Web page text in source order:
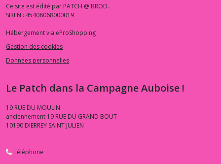
Ce site est édité par PATCH @ BROD.
SIREN : 45408068000019
Hébergement via eProShopping
Gestion des cookies
Données personnelles
Le Patch dans la Campagne Auboise !
19 RUE DU MOULIN
anciennement 19 RUE DU GRAND BOUT
10190 DIERREY SAINT JULIEN
Téléphone